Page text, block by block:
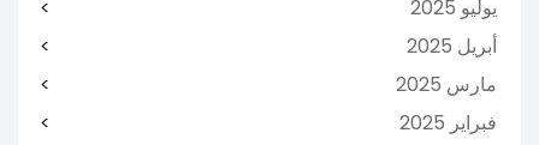
يوليو 2025
أبريل 2025
مارس 2025
فبراير 2025